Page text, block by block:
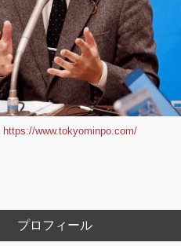
https://www.tokyominpo.com/
プロフィール